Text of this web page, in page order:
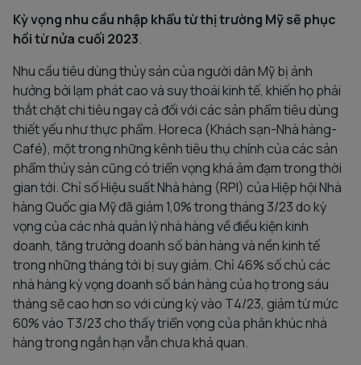
Kỳ vọng nhu cầu nhập khẩu từ thị trường Mỹ sẽ phục
hồi từ nửa cuối 2023.
Nhu cầu tiêu dùng thủy sản của người dân Mỹ bị ảnh
hưởng bởi lạm phát cao và suy thoái kinh tế, khiến họ phải
thắt chặt chi tiêu ngay cả đối với các sản phẩm tiêu dùng
thiết yếu như thực phẩm. Horeca (Khách sạn-Nhà hàng-
Café), một trong những kênh tiêu thụ chính của các sản
phẩm thủy sản cũng có triển vọng khá ảm đạm trong thời
gian tới. Chỉ số Hiệu suất Nhà hàng (RPI) của Hiệp hội Nhà
hàng Quốc gia Mỹ đã giảm 1,0% trong tháng 3/23 do kỳ
vọng của các nhà quản lý nhà hàng về điều kiện kinh
doanh, tăng trưởng doanh số bán hàng và nền kinh tế
trong những tháng tới bị suy giảm. Chỉ 46% số chủ các
nhà hàng kỳ vọng doanh số bán hàng của họ trong sáu
tháng sẽ cao hơn so với cùng kỳ vào T4/23, giảm từ mức
60% vào T3/23 cho thấy triển vọng của phân khúc nhà
hàng trong ngắn hạn vẫn chưa khả quan.